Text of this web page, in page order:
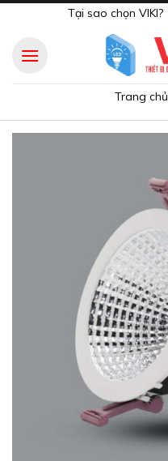
content
Tại sao chọn VIKI?
Trang chủ